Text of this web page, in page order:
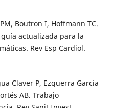
Boutron I, Hoffmann TC.
guía actualizada para la
Rev Esp Cardiol.
Claver P, Ezquerra García
AB. Trabajo